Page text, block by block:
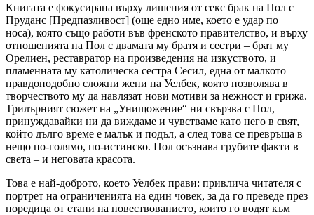
Книгата е фокусирана върху лишения от секс брак на Пол с
Пруданс [Предпазливост] (още едно име, което е удар по
носа), която също работи във френското правителство, и върху
отношенията на Пол с двамата му братя и сестри – брат му
Орелиен, реставратор на произведения на изкуството, и
пламенната му католическа сестра Сесил, една от малкото
правдоподобно сложни жени на Уелбек, която позволява в
творчеството му да навлязат нови мотиви за нежност и грижа.
Трилърният сюжет на „Унищожение“ ни свързва с Пол,
принуждавайки ни да виждаме и чувстваме като него в свят,
който дълго време е малък и подъл, а след това се превръща в
нещо по-голямо, по-истинско. Пол осъзнава грубите факти в
света – и неговата красота.
Това е най-доброто, което Уелбек прави: привлича читателя с
портрет на ограниченията на един човек, за да го преведе през
поредица от етапи на повествованието, които го водят към